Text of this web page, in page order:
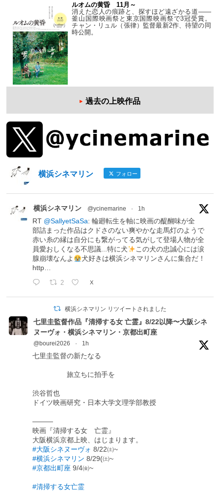
ルオムの黄昏 11月～
消えた恋人の痕跡と、探すほど遠ざかる道——
釜山国際映画祭と東京国際映画祭で3冠受賞。
チャン・リュル（張律）監督最新2作、待望の同
時公開。
過去の上映作品
横浜シネマリン フォロー
横浜シネマリン @ycinemarine · 1h
RT @SallyetSaSa: 輪廻転生を軸に映画の醍醐味が全
部詰まった作品はクドさのない爽やかな走馬灯のようで
赤い糸の縁は自分にも繋がってる気がして登場人物が全
員愛おしくなる不思議...特に犬
この犬の忠誠心には涙
腺崩壊なんよ
犬好きは横浜シネマリンさんに集合だ！
http…
2 X
横浜シネマリン リツイートされました
七里圭監督作品『清掃する女 亡霊』8/22以降〜大阪シネ
ヌーヴォ・横浜シネマリン・京都出町座
@bourei2026 · 1h
七里圭監督の新たなる
旅立ちに拍手を
渋谷哲也
ドイツ映画研究・日本大学文理学部教授
―――
映画『清掃する女 亡霊』
大阪横浜京都上映、はじまります。
#大阪シネヌーヴォ 8/22㈯~
#横浜シネマリン 8/29(㈯~
#京都出町座 9/4㈮~
#清掃する女亡霊